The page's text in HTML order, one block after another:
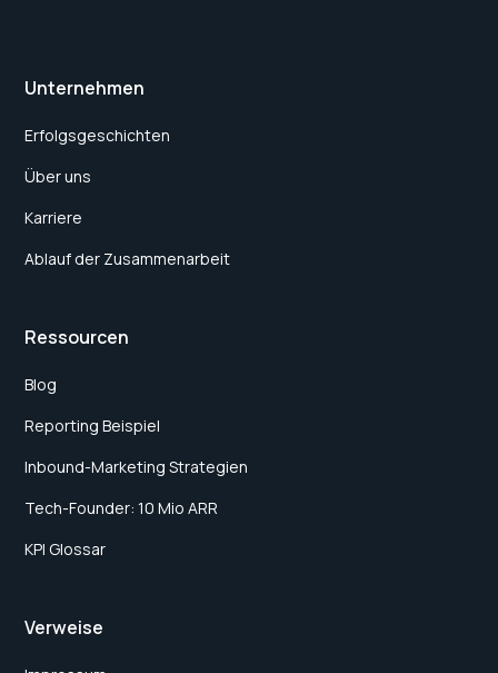
Unternehmen
Erfolgsgeschichten
Über uns
Karriere
Ablauf der Zusammenarbeit
Ressourcen
Blog
Reporting Beispiel
Inbound-Marketing Strategien
Tech-Founder: 10 Mio ARR
KPI Glossar
Verweise